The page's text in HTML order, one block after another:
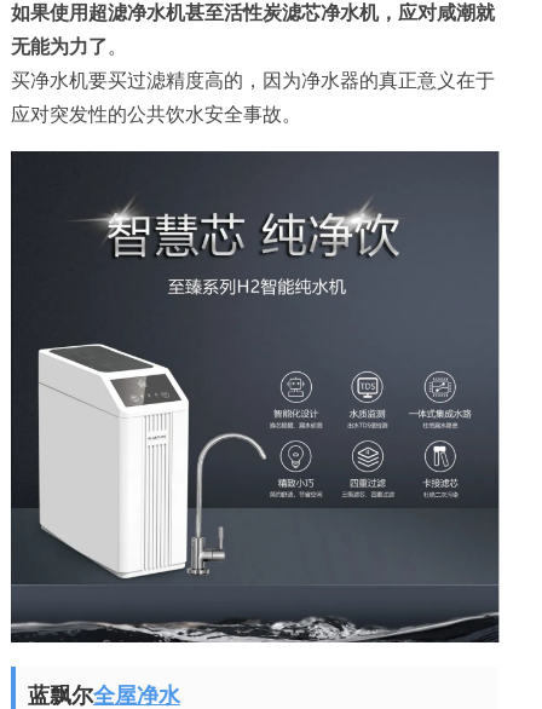
如果使用超滤净水机甚至活性炭滤芯净水机，应对咸潮就
无能为力了。
买净水机要买过滤精度高的，因为净水器的真正意义在于
应对突发性的公共饮水安全事故。
蓝飘尔全屋净水